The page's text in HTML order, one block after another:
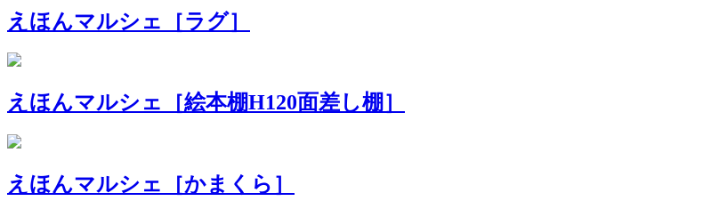
えほんマルシェ［ラグ］
えほんマルシェ［絵本棚H120面差し棚］
えほんマルシェ［かまくら］